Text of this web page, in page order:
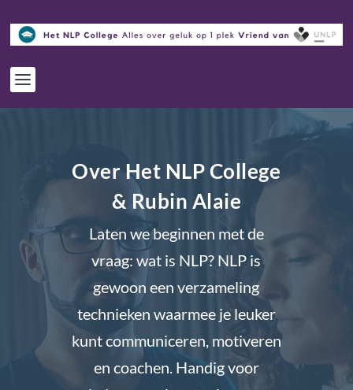
Over Het NLP College
& Rubin Alaie
Laten we beginnen met de
vraag: wat is NLP? NLP is
gewoon een verzameling
technieken waarmee je leuker
kunt communiceren, motiveren
en coachen. Handig voor